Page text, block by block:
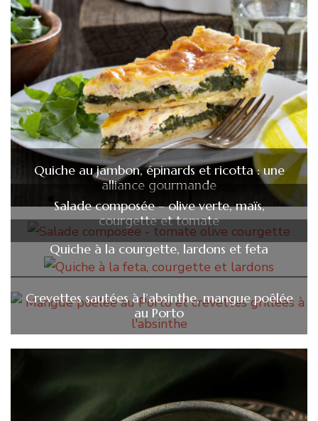
Quiche au jambon, épinards et ricotta : une
alliance gourmande
Salade composée – olive verte, maïs,
courgette et tomate
Quiche à la courgette, lardons et feta
Crevettes sautées à l’absinthe, mangue poêlée
au Porto